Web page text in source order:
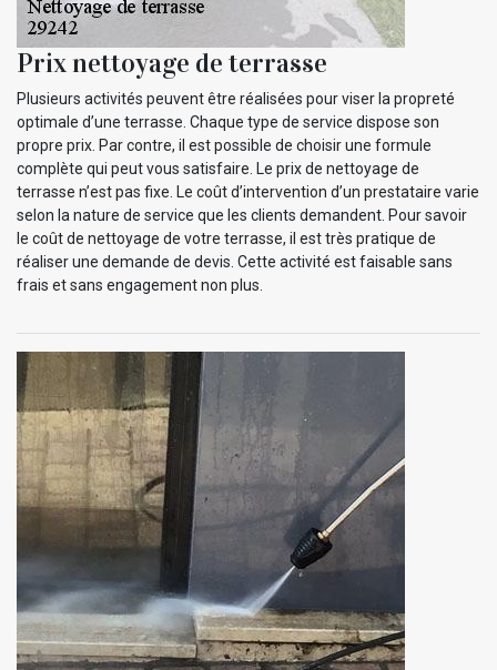
Prix nettoyage de terrasse
Plusieurs activités peuvent être réalisées pour viser la propreté
optimale d’une terrasse. Chaque type de service dispose son
propre prix. Par contre, il est possible de choisir une formule
complète qui peut vous satisfaire. Le prix de nettoyage de
terrasse n’est pas fixe. Le coût d’intervention d’un prestataire varie
selon la nature de service que les clients demandent. Pour savoir
le coût de nettoyage de votre terrasse, il est très pratique de
réaliser une demande de devis. Cette activité est faisable sans
frais et sans engagement non plus.